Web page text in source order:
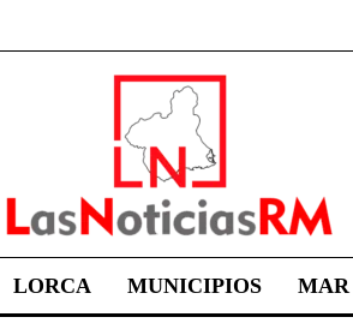
LORCA MUNICIPIOS MAR